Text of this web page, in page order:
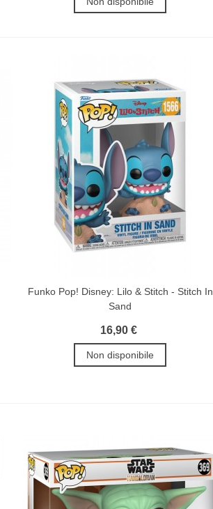
Funko Pop! Disney: Lilo & Stitch - Stitch In
Sand
16,90 €
Non disponibile